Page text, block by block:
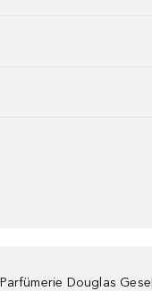
Parfümerie Douglas